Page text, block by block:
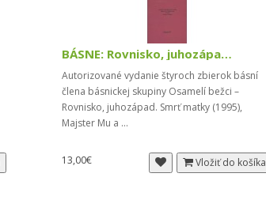
BÁSNE: Rovnisko, juhozápad. Smrť matky / Majster...
Autorizované vydanie štyroch zbierok básní
člena básnickej skupiny Osamelí bežci –
Rovnisko, juhozápad. Smrť matky (1995),
Majster Mu a ...
13,00€ Vložiť do košíka